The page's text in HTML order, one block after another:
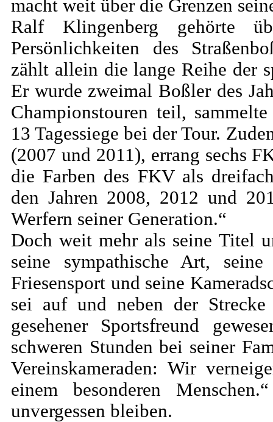
macht weit über die Grenzen
Ralf Klingenberg gehörte
Persönlichkeiten des
zählt allein die lange Reihe der
Er wurde zweimal Boßler des
Championstouren teil,
13 Tagessiege bei der Tour.
(2007 und 2011), errang sechs
die Farben des FKV als
den Jahren 2008, 2012 und
Werfern seiner Generation.“
Doch weit mehr als seine Titel
seine sympathische Art,
Friesensport und seine
sei auf und neben der
gesehener Sportsfreund
schweren Stunden bei seiner
Vereinskameraden: Wir
einem besonderen
unvergessen bleiben.